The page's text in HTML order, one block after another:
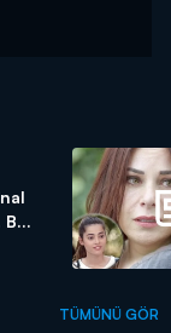
TÜMÜNÜ GÖR